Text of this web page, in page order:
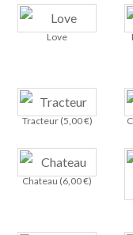
Love
Tracteur (5,00€)
Chateau (6,00€)